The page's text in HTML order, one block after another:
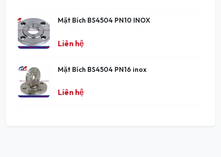
Mặt Bích BS4504 PN10 INOX
Liên hệ
Mặt Bích BS4504 PN16 inox
Liên hệ